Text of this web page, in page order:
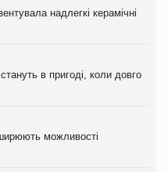
надлегкі керамічні
в пригоді, коли довго
можливості